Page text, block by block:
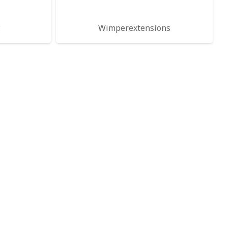
Wimperextensions